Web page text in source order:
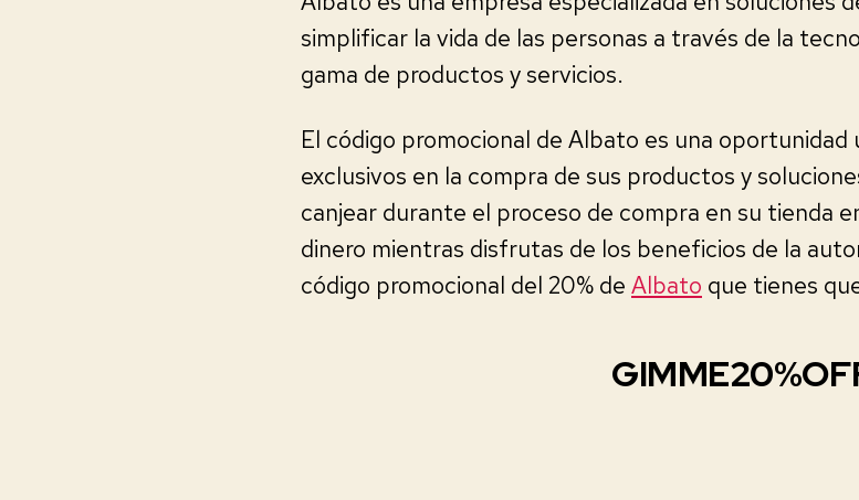
simplificar la vida de las personas a través de la
gama de productos y servicios.
El código promocional de Albato es una
exclusivos en la compra de sus productos y
canjear durante el proceso de compra en su tienda
dinero mientras disfrutas de los beneficios de la
código promocional del 20% de Albato que tienes